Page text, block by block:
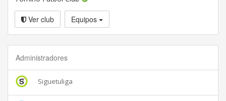
Ver club Equipos
Administradores
Siguetuliga